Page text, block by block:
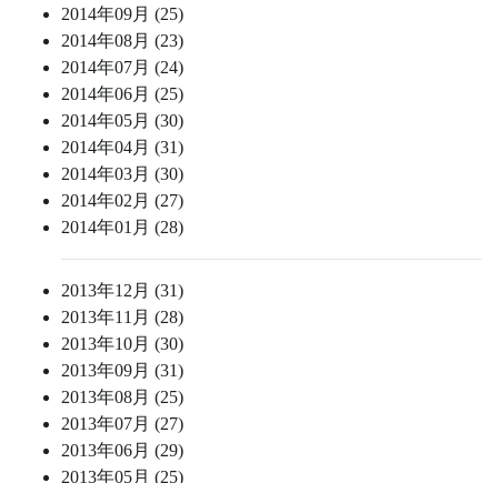
2014年09月 (25)
2014年08月 (23)
2014年07月 (24)
2014年06月 (25)
2014年05月 (30)
2014年04月 (31)
2014年03月 (30)
2014年02月 (27)
2014年01月 (28)
2013年12月 (31)
2013年11月 (28)
2013年10月 (30)
2013年09月 (31)
2013年08月 (25)
2013年07月 (27)
2013年06月 (29)
2013年05月 (25)